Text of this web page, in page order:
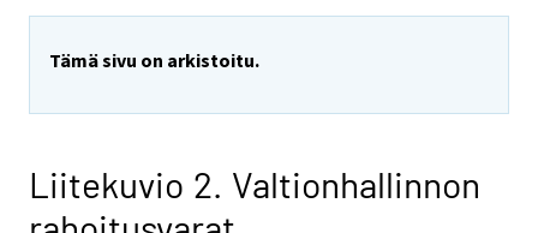
Tämä sivu on arkistoitu.
Liitekuvio 2. Valtionhallinnon